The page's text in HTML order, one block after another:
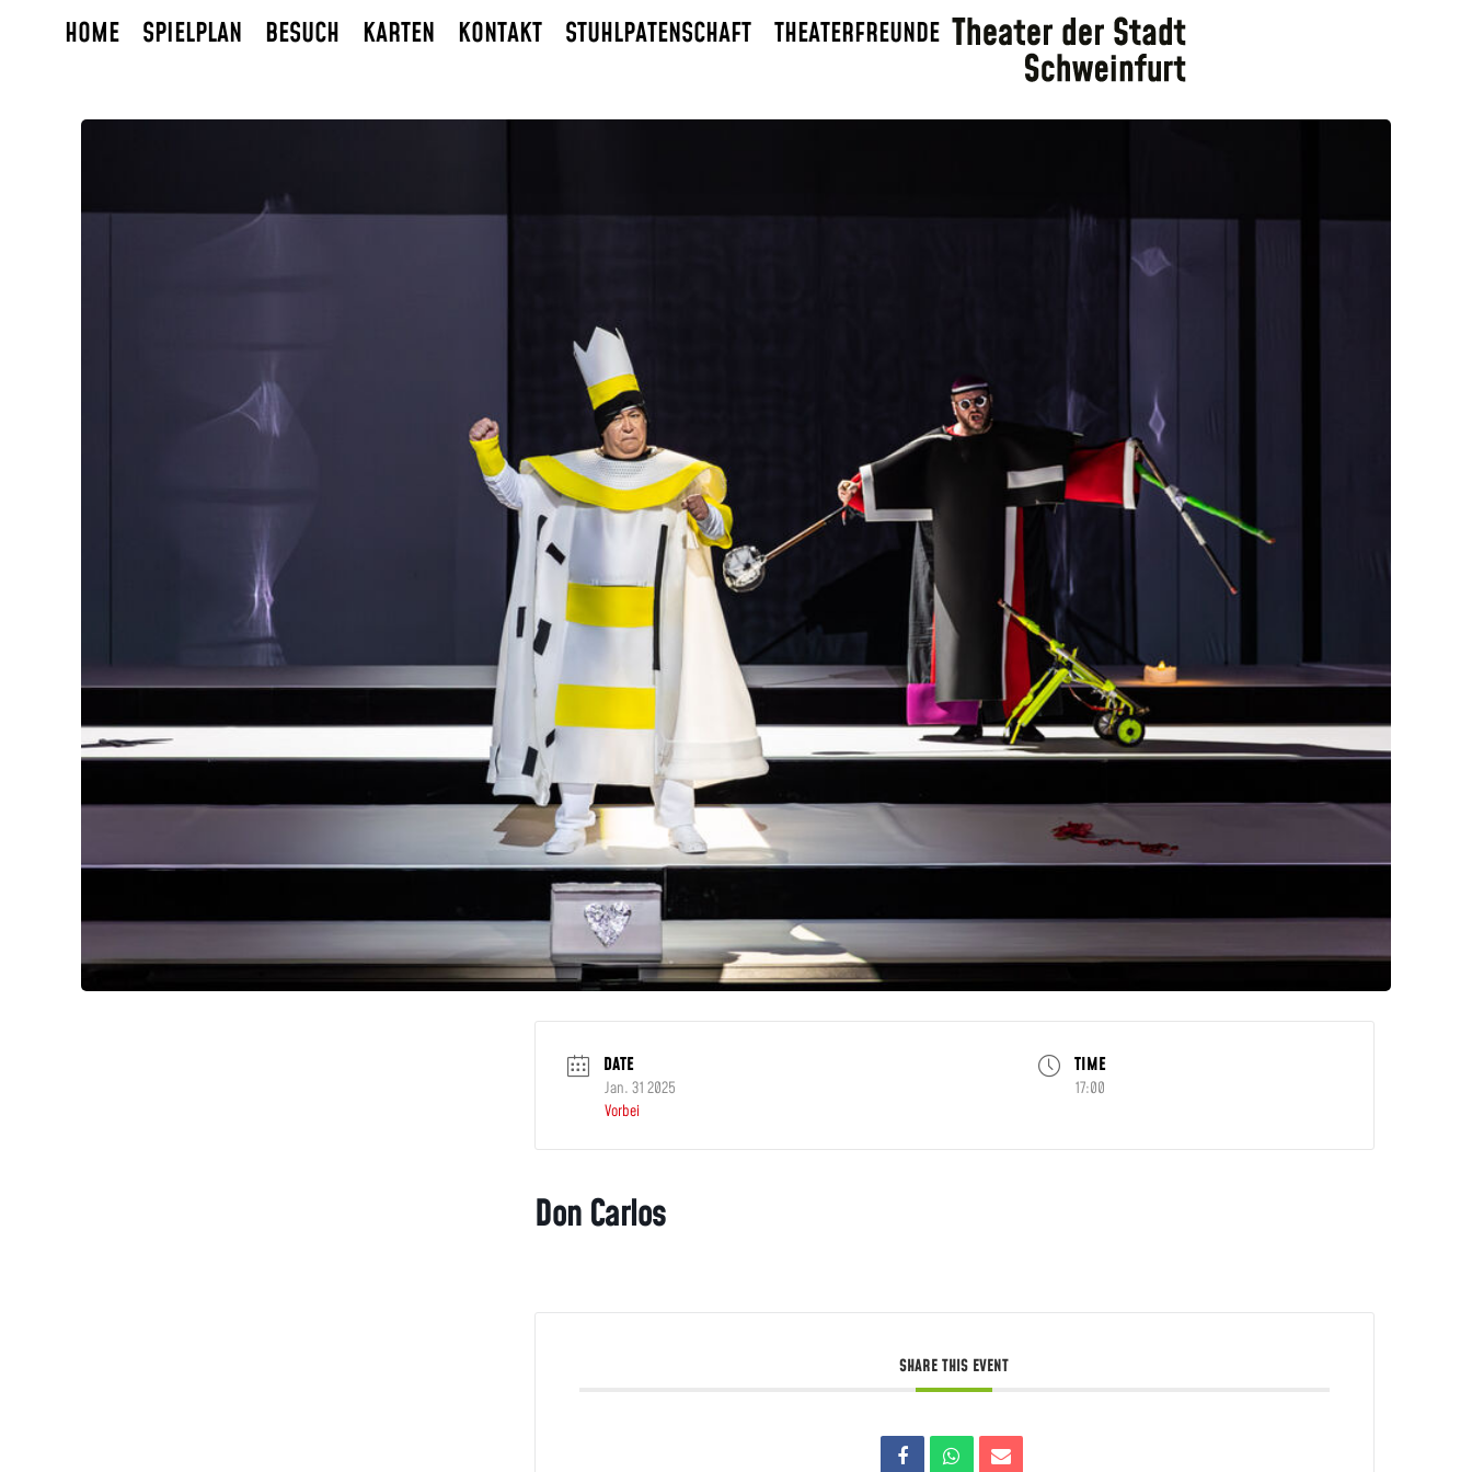
HOME SPIELPLAN BESUCH KARTEN KONTAKT STUHLPATENSCHAFT THEATERFREUNDE
DATE
Jan. 31 2025
Vorbei
TIME
17:00
Don Carlos
SHARE THIS EVENT